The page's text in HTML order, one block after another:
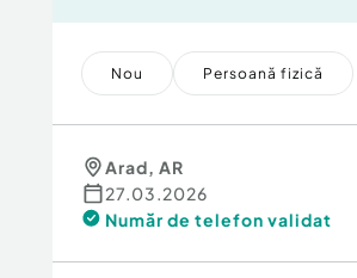
Nou Persoană fizică
Arad, AR
27.03.2026
Număr de telefon validat